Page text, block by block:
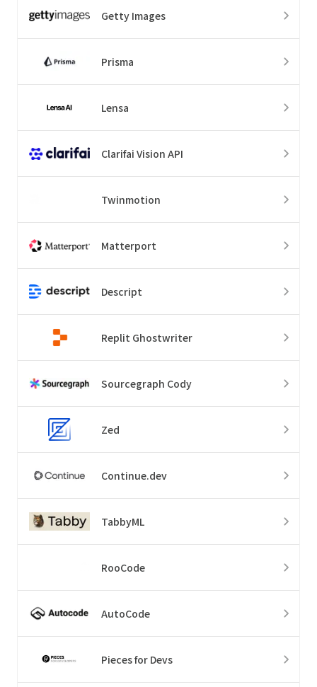
Getty Images
Prisma
Lensa
Clarifai Vision API
Twinmotion
Matterport
Descript
Replit Ghostwriter
Sourcegraph Cody
Zed
Continue.dev
TabbyML
RooCode
AutoCode
Pieces for Devs